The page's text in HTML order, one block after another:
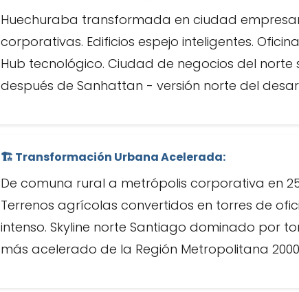
Huechuraba transformada en ciudad
corporativas. Edificios espejo inteligentes.
Hub tecnológico. Ciudad de negocios del
después de Sanhattan - versión norte del
🏗️ Transformación Urbana Acelerada:
De comuna rural a metrópolis corporativa en
Terrenos agrícolas convertidos en torres de
intenso. Skyline norte Santiago dominado por
más acelerado de la Región Metropolitana